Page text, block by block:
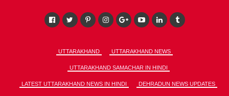
UTTARAKHAND UTTARAKHAND NEWS
UTTARAKHAND SAMACHAR IN HINDI
LATEST UTTARAKHAND NEWS IN HINDI DEHRADUN NEWS UPDATES